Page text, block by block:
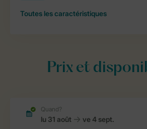
Toutes les caractéristiques
Prix et